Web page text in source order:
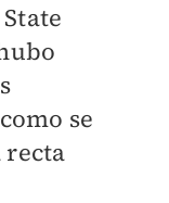
se
recta